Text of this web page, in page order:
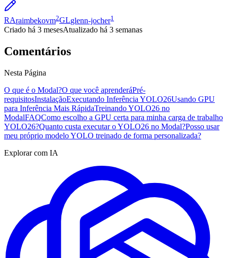
RAraimbekovm2GLglenn-jocher1
Criado há 3 mesesAtualizado há 3 semanas
Comentários
Nesta Página
O que é o Modal?O que você aprenderáPré-
requisitosInstalaçãoExecutando Inferência YOLO26Usando GPU
para Inferência Mais RápidaTreinando YOLO26 no
ModalFAQComo escolho a GPU certa para minha carga de trabalho
YOLO26?Quanto custa executar o YOLO26 no Modal?Posso usar
meu próprio modelo YOLO treinado de forma personalizada?
Explorar com IA